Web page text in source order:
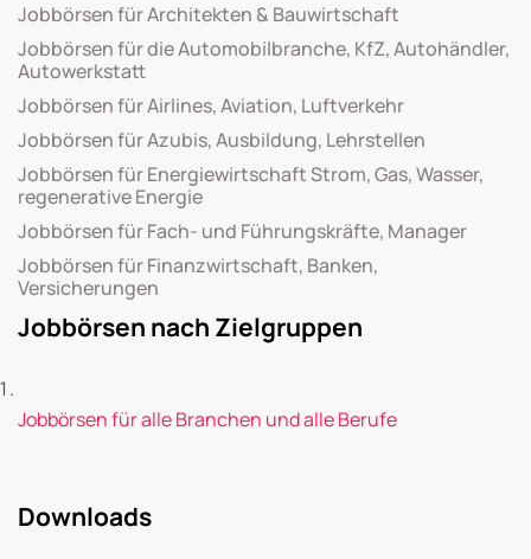
Jobbörsen für Architekten & Bauwirtschaft
Jobbörsen für die Automobilbranche, KfZ, Autohändler,
Autowerkstatt
Jobbörsen für Airlines, Aviation, Luftverkehr
Jobbörsen für Azubis, Ausbildung, Lehrstellen
Jobbörsen für Energiewirtschaft Strom, Gas, Wasser,
regenerative Energie
Jobbörsen für Fach- und Führungskräfte, Manager
Jobbörsen für Finanzwirtschaft, Banken,
Versicherungen
Jobbörsen nach Zielgruppen
Jobbörsen für alle Branchen und alle Berufe
Downloads